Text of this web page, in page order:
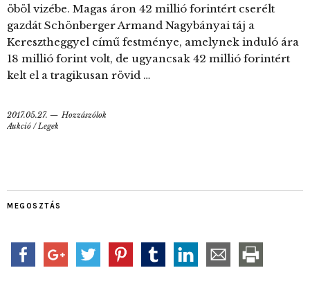
öböl vizébe. Magas áron 42 millió forintért cserélt
gazdát Schönberger Armand Nagybányai táj a
Keresztheggyel című festménye, amelynek induló ára
18 millió forint volt, de ugyancsak 42 millió forintért
kelt el a tragikusan rövid …
2017.05.27.
Hozzászólok
Aukció /Legek
MEGOSZTÁS